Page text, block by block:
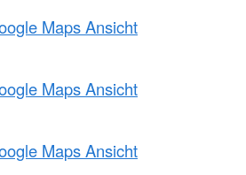
Maps Ansicht
Maps Ansicht
Maps Ansicht